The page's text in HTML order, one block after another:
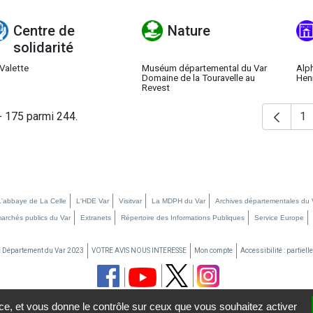
Centre de
solidarité
Nature
Muséum départemental du Var
Domaine de la Touravelle au
Revest
parmi 244. 1
de La Celle L'HDE Var Visitvar La MDPH du Var Archives départementales du
publics du Var Extranets Répertoire des Informations Publiques Service Europe
Département du Var 2023 VOTRE AVIS NOUS INTERESSE Mon compte Accessibilité :
et vous donne le contrôle sur ceux que vous souhaitez activer